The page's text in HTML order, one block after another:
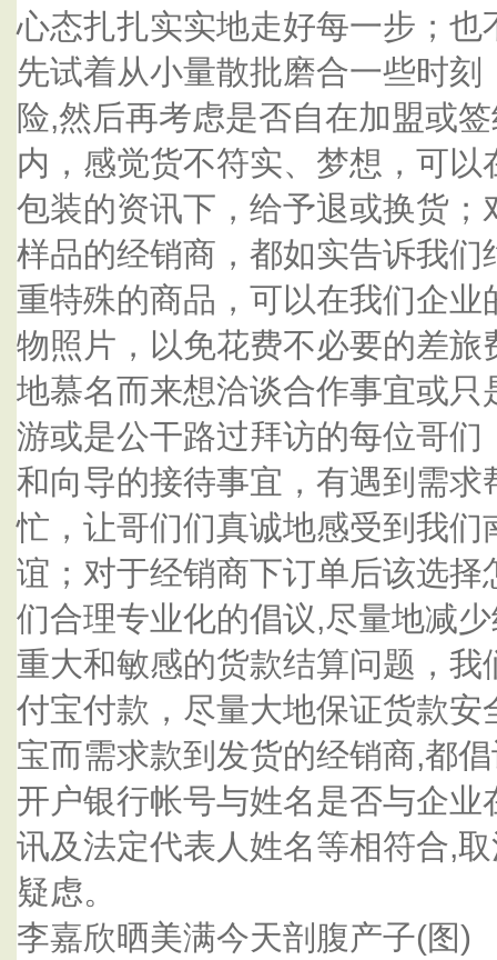
心态扎扎实实地走好每一步；
先试着从小量散批磨合一些时
险,然后再考虑是否自在加盟或
内，感觉货不符实、梦想，可
包装的资讯下，给予退或换货
样品的经销商，都如实告诉我
重特殊的商品，可以在我们企
物照片，以免花费不必要的差
地慕名而来想洽谈合作事宜或
游或是公干路过拜访的每位哥
和向导的接待事宜，有遇到需
忙，让哥们们真诚地感受到我
谊；对于经销商下订单后该选
们合理专业化的倡议,尽量地减
重大和敏感的货款结算问题，
付宝付款，尽量大地保证货款
宝而需求款到发货的经销商,都
开户银行帐号与姓名是否与企
讯及法定代表人姓名等相符合,
疑虑。
李嘉欣晒美满今天剖腹产子(图)